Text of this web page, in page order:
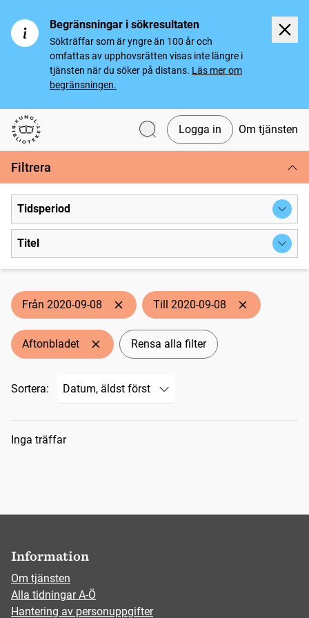
Begränsningar i sökresultaten
Sökträffar som är yngre än 100 år och
omfattas av upphovsrätten visas inte längre i
tjänsten när du söker på distans. Läs mer om
begränsningen.
Svenska tidningar
Logga in Om tjänsten
Filtrera
Tidsperiod
Titel
Från 2020-09-08 Till 2020-09-08
Aftonbladet Rensa alla filter
Sortera:
Sökresultat
Inga träffar
Information
Om tjänsten
Alla tidningar A-Ö
Hantering av personuppgifter